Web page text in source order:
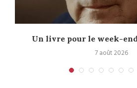
Un livre pour le week-
7 août 2026